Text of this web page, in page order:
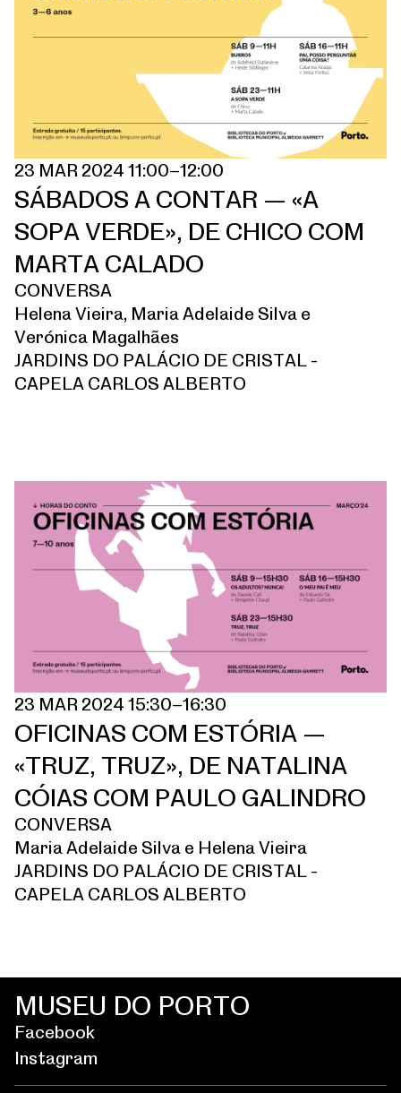
23 MAR 2024 11:00–12:00
SÁBADOS A CONTAR — «A
SOPA VERDE», DE CHICO COM
MARTA CALADO
CONVERSA
Helena Vieira, Maria Adelaide Silva e
Verónica Magalhães
JARDINS DO PALÁCIO DE CRISTAL -
CAPELA CARLOS ALBERTO
23 MAR 2024 15:30–16:30
OFICINAS COM ESTÓRIA —
«TRUZ, TRUZ», DE NATALINA
CÓIAS COM PAULO GALINDRO
CONVERSA
Maria Adelaide Silva e Helena Vieira
JARDINS DO PALÁCIO DE CRISTAL -
CAPELA CARLOS ALBERTO
MUSEU DO PORTO
Facebook
Instagram